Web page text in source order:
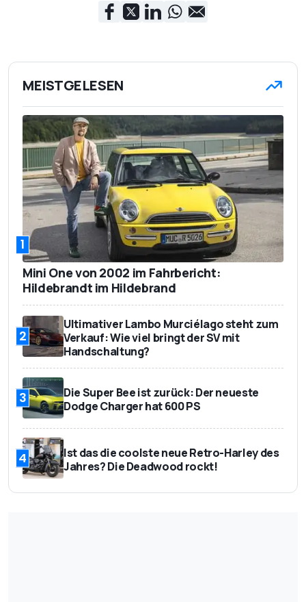
MEISTGELESEN
1
Mini One von 2002 im Fahrbericht:
Hildebrandt im Hildebrand
2
Ultimativer Lambo Murciélago steht zum
Verkauf: Wie viel bringt der SV mit
Handschaltung?
3
Die Super Bee ist zurück: Der neueste
Dodge Charger hat 600 PS
4
Ist das die coolste neue Retro-Harley des
Jahres? Die Deadwood rockt!